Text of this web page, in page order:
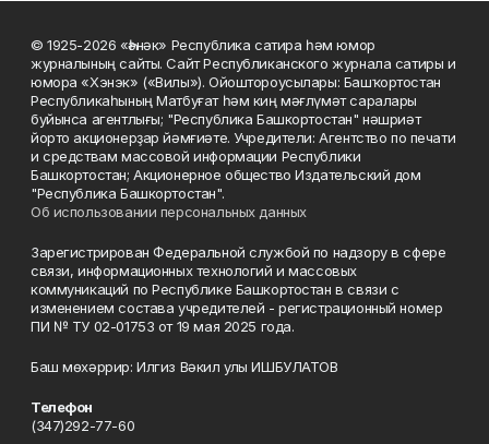
© 1925-2026 «Һәнәк» Республика сатира һәм юмор
журналының сайты. Сайт Республиканского журнала сатиры и
юмора «Хэнэк» («Вилы»). Ойоштороусылары: Башҡортостан
Республикаһының Матбуғат һәм киң мәғлүмәт саралары
буйынса агентлығы; "Республика Башкортостан" нәшриәт
йорто акционерҙар йәмғиәте. Учредители: Агентство по печати
и средствам массовой информации Республики
Башкортостан; Акционерное общество Издательский дом
"Республика Башкортостан".
Об использовании персональных данных
Зарегистрирован Федеральной службой по надзору в сфере
связи, информационных технологий и массовых
коммуникаций по Республике Башкортостан в связи с
изменением состава учредителей - регистрационный номер
ПИ № ТУ 02-01753 от 19 мая 2025 года.
Баш мөхәррир: Илгиз Вәкил улы ИШБУЛАТОВ
Телефон
(347)292-77-60